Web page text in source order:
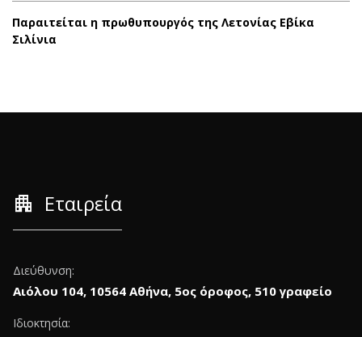
Παραιτείται η πρωθυπουργός της Λετονίας Εβίκα
Σιλίνια
apartment Εταιρεία
Διεύθυνση:
Αιόλου 104, 10564 Αθήνα, 5ος όροφος, 510 γραφείο
Ιδιοκτησία: